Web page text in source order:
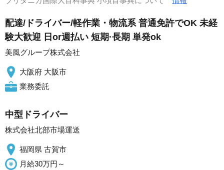
配達/ドライバー/軽作業・物流系 普通免許でOK 未経
験大歓迎 日or週払い 短期·長期 単発ok
美風グループ株式会社
大阪府 大阪市
業務委託
中型ドライバー
株式会社北部市場運送
福岡県 古賀市
月給30万円～